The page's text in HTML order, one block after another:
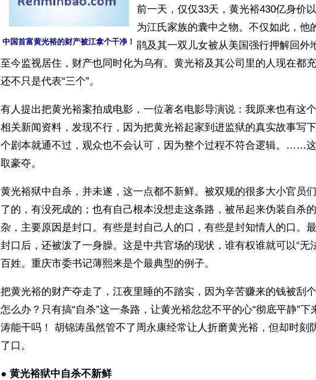
中国首富黄光裕的财产被江拿个干净！
前一天，仅仅33天，黄光裕430亿身价
为江氏家族的囊中之物。不仅如此，他
鹃及其一双儿女被从美国强行押解回外
至今监视居住，财产也同时化为乌有。黄光裕及其公司里的人现在都
还不只是代表“三个”。
有人提出把黄光裕案拍成电影，一位著名电影导演说：我原来也有这
相关新闻资料，发现不行，因为把黄光裕起家到进监狱的真实故事写
个剧本就通不过，观众也不会认可，因为整个过程不符合逻辑。……
取豪夺。
黄光裕狱中自杀，并未遂，这一点都不新鲜。被双规的很多大小官员
了的，有没死成的；也有自己根本没想走这条路，被吊起来伪装自杀
杂，主要原因是封口。有些是封自己人的口，有些是封知情人的口。
封口后，还被泼了一身臊。这是中共官场的现状，谁有权谁就可以“无
百姓。重庆市委书记薄熙来是个最典型的例子。
把黄光裕的财产夺走了，江夜里睡的不踏实，因为辛苦赚来的钱被刮
怎么办？只有搞“自杀”这一条路，让黄光裕忿忿不平的心“彻底平静”
涛能干吗！ 胡锦涛虽然管不了周永康经常让人折磨黄光裕，但却时刻
了口。
● 黄光裕狱中自杀不新鲜